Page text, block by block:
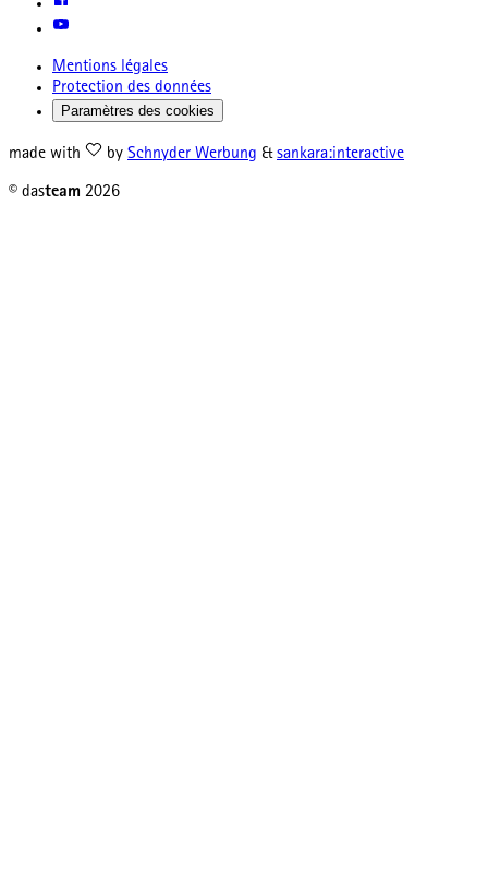
Mentions légales
Protection des données
Paramètres des cookies
made with by Schnyder Werbung & sankara:interactive
© dasteam 2026